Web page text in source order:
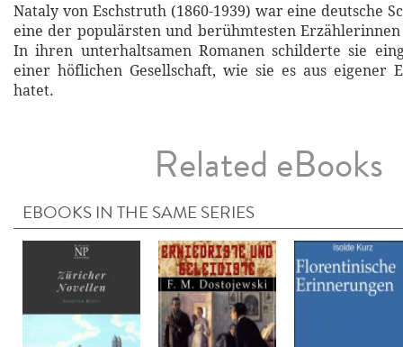
Nataly von Eschstruth (1860-1939) war eine deutsche
eine der populärsten und berühmtesten
In ihren unterhaltsamen Romanen schilderte sie
einer höflichen Gesellschaft, wie sie es aus eigener
hatet.
Related eBooks
EBOOKS IN THE SAME SERIES